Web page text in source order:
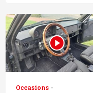
Occasions